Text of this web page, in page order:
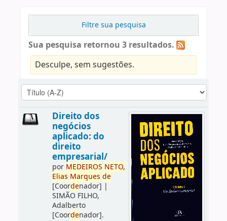
Filtre sua pesquisa
Sua pesquisa retornou 3 resultados.
Desculpe, sem sugestões.
Direito dos
negócios
aplicado: do
direito
empresarial/
por MEDEIROS NETO,
Elias Marques de
[Coordenador] |
SIMÃO FILHO,
Adalberto
[Coordenador].